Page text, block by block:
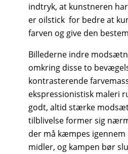
indtryk, at kunstneren
er oilstick for bedre at
farven og give den
Billederne indre
omkring disse to
kontrasterende
ekspressionistisk maleri
godt, altid stærke
tilblivelse former sig
der må kæmpes igennem
midler, og kampen bør